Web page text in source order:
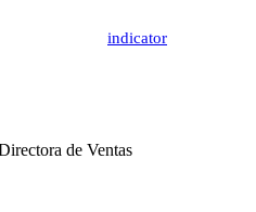
indicator
de Ventas